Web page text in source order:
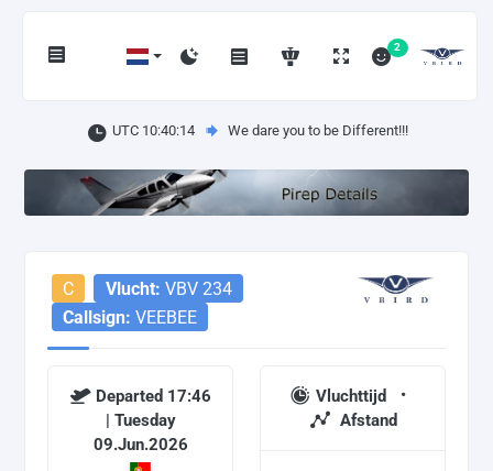
2
UTC 10:40:15 We dare you to be Different!!!
C Vlucht: VBV 234
Callsign: VEEBEE
Departed 17:46
| Tuesday
09.Jun.2026
Vluchttijd
Afstand